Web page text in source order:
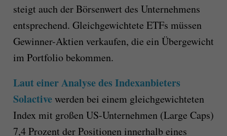
steigt auch der Börsenwert des Unternehmens
entsprechend. Gleichgewichtete ETFs müssen
Gewinner-Aktien verkaufen, die ein Übergewicht
im Portfolio bekommen.
Laut einer Analyse des Indexanbieters
Solactivewerden bei einem gleichgewichteten
Index mit großen US-Unternehmen (Large Caps)
7,4 Prozent der Positionen innerhalb eines